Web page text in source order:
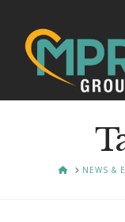
HOMENEWS &